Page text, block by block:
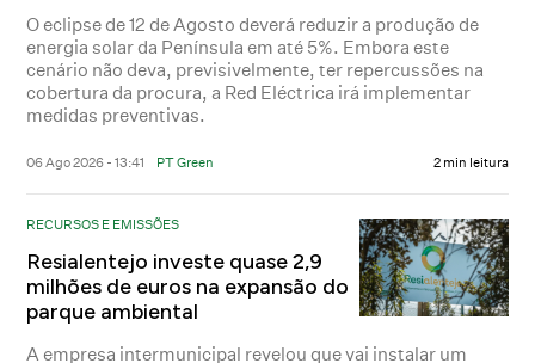
O eclipse de 12 de Agosto deverá reduzir a produção de
energia solar da Península em até 5%. Embora este
cenário não deva, previsivelmente, ter repercussões na
cobertura da procura, a Red Eléctrica irá implementar
medidas preventivas.
06 Ago 2026 - 13:41 PT Green 2 min leitura
RECURSOS E EMISSÕES
Resialentejo investe quase 2,9
milhões de euros na expansão do
parque ambiental
A empresa intermunicipal revelou que vai instalar um